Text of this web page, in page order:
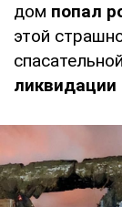
дом попал
этой
ликвидации